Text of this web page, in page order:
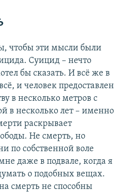
чтобы эти мысли были
Суицид – нечто
бы сказать. И всё же в
и человек предоставлен
в несколько метров с
в несколько лет – именно
раскрывает
Не смерть, но
по собственной воле
даже в подвале, когда я
о подобных вещах.
смерть не способны